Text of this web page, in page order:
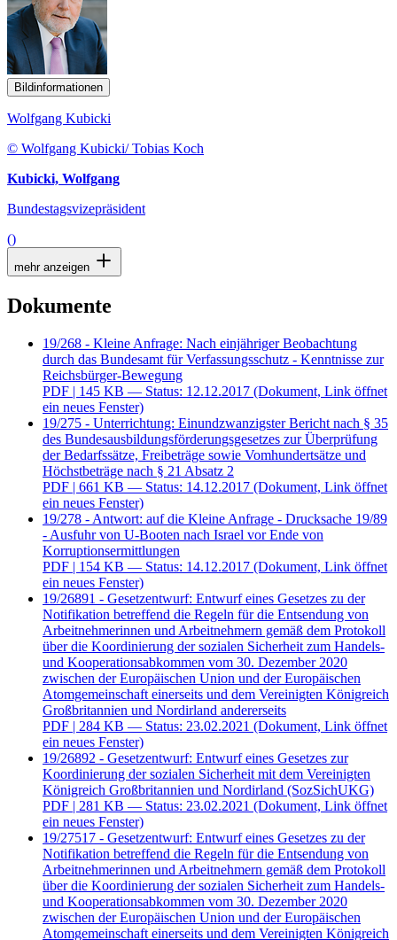
Bildinformationen
Wolfgang Kubicki
© Wolfgang Kubicki/ Tobias Koch
Kubicki, Wolfgang
Bundestagsvizepräsident
()
mehr anzeigen
Dokumente
19/268 - Kleine Anfrage: Nach einjähriger Beobachtung
durch das Bundesamt für Verfassungsschutz - Kenntnisse zur
Reichsbürger-Bewegung
PDF | 145 KB — Status: 12.12.2017 (Dokument, Link öffnet
ein neues Fenster)
19/275 - Unterrichtung: Einundzwanzigster Bericht nach § 35
des Bundesausbildungsförderungsgesetzes zur Überprüfung
der Bedarfssätze, Freibeträge sowie Vomhundertsätze und
Höchstbeträge nach § 21 Absatz 2
PDF | 661 KB — Status: 14.12.2017 (Dokument, Link öffnet
ein neues Fenster)
19/278 - Antwort: auf die Kleine Anfrage - Drucksache 19/89
- Ausfuhr von U-Booten nach Israel vor Ende von
Korruptionsermittlungen
PDF | 154 KB — Status: 14.12.2017 (Dokument, Link öffnet
ein neues Fenster)
19/26891 - Gesetzentwurf: Entwurf eines Gesetzes zu der
Notifikation betreffend die Regeln für die Entsendung von
Arbeitnehmerinnen und Arbeitnehmern gemäß dem Protokoll
über die Koordinierung der sozialen Sicherheit zum Handels-
und Kooperationsabkommen vom 30. Dezember 2020
zwischen der Europäischen Union und der Europäischen
Atomgemeinschaft einerseits und dem Vereinigten Königreich
Großbritannien und Nordirland andererseits
PDF | 284 KB — Status: 23.02.2021 (Dokument, Link öffnet
ein neues Fenster)
19/26892 - Gesetzentwurf: Entwurf eines Gesetzes zur
Koordinierung der sozialen Sicherheit mit dem Vereinigten
Königreich Großbritannien und Nordirland (SozSichUKG)
PDF | 281 KB — Status: 23.02.2021 (Dokument, Link öffnet
ein neues Fenster)
19/27517 - Gesetzentwurf: Entwurf eines Gesetzes zu der
Notifikation betreffend die Regeln für die Entsendung von
Arbeitnehmerinnen und Arbeitnehmern gemäß dem Protokoll
über die Koordinierung der sozialen Sicherheit zum Handels-
und Kooperationsabkommen vom 30. Dezember 2020
zwischen der Europäischen Union und der Europäischen
Atomgemeinschaft einerseits und dem Vereinigten Königreich